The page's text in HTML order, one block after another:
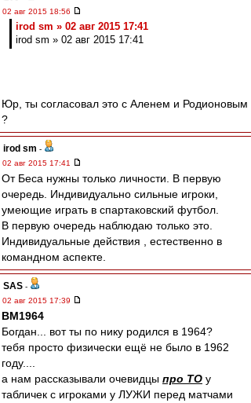
02 авг 2015 18:56
irod sm » 02 авг 2015 17:41
irod sm » 02 авг 2015 17:41
Юр, ты согласовал это с Аленем и Родионовым
?
irod sm -
02 авг 2015 17:41
От Беса нужны только личности. В первую
очередь. Индивидуально сильные игроки,
умеющие играть в спартаковский футбол.
В первую очередь наблюдаю только это.
Индивидуальные действия , естественно в
командном аспекте.
SAS -
02 авг 2015 17:39
BM1964
Богдан... вот ты по нику родился в 1964?
тебя просто физически ещё не было в 1962
году....
а нам рассказывали очевидцы про ТО у
табличек с игроками у ЛУЖИ перед матчами